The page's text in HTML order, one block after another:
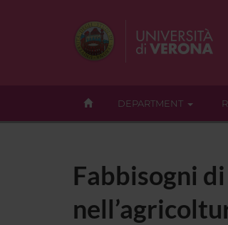
DEPARTMENT
Fabbisogni